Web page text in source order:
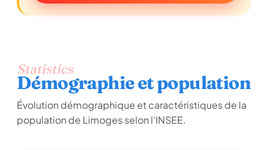
Statistics
Démographie et population
Évolution démographique et caractéristiques de la
population de Limoges selon l'INSEE.